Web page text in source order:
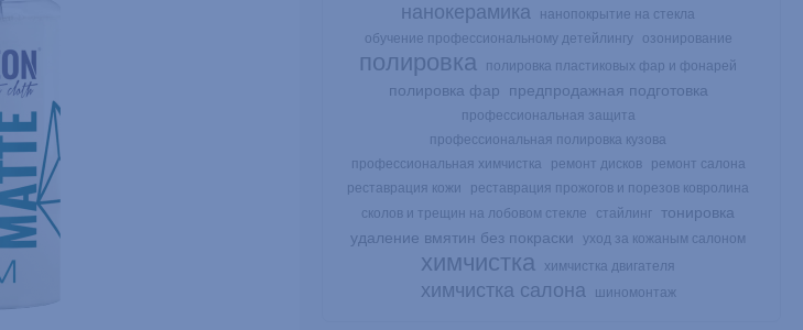
нанокерамика
нанопокрытие на стекла
обучение профессиональному детейлингу
озонирование
полировка полировка пластиковых фар и фонарей
полировка фар предпродажная подготовка
профессиональная защита
профессиональная полировка кузова
профессиональная химчистка
ремонт дисков
ремонт салона
реставрация кожи
реставрация прожогов и порезов ковролина
сколов и трещин на лобовом стекле
стайлинг
тонировка
удаление вмятин без покраски
уход за кожаным салоном
химчистка химчистка двигателя
химчистка салона шиномонтаж